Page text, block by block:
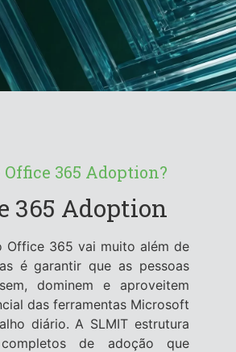
Office 365 Adoption?
365 Adoption
Office 365 vai muito além de
é garantir que as pessoas
dominem e aproveitem
das ferramentas Microsoft
diário. A SLMIT estrutura
de adoção que